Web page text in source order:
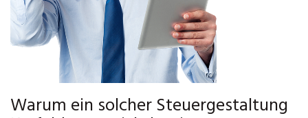
Warum ein solcher Steuergestaltung